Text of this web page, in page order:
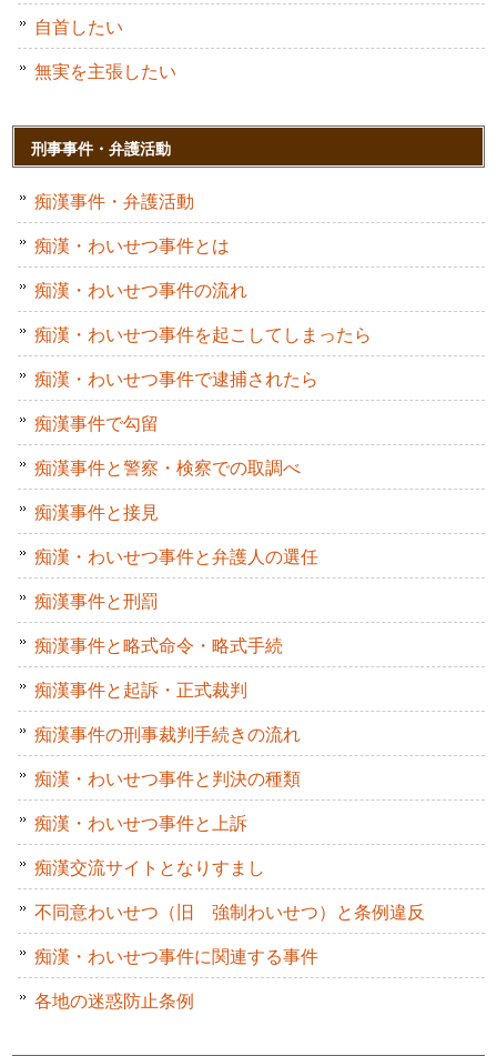
自首したい
無実を主張したい
刑事事件・弁護活動
痴漢事件・弁護活動
痴漢・わいせつ事件とは
痴漢・わいせつ事件の流れ
痴漢・わいせつ事件を起こしてしまったら
痴漢・わいせつ事件で逮捕されたら
痴漢事件で勾留
痴漢事件と警察・検察での取調べ
痴漢事件と接見
痴漢・わいせつ事件と弁護人の選任
痴漢事件と刑罰
痴漢事件と略式命令・略式手続
痴漢事件と起訴・正式裁判
痴漢事件の刑事裁判手続きの流れ
痴漢・わいせつ事件と判決の種類
痴漢・わいせつ事件と上訴
痴漢交流サイトとなりすまし
不同意わいせつ（旧 強制わいせつ）と条例違反
痴漢・わいせつ事件に関連する事件
各地の迷惑防止条例